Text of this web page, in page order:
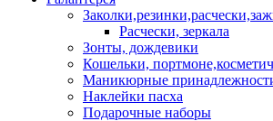
Расчески, зеркала
Зонты, дождевики
Кошельки,
Маникюрные
Наклейки пасха
Подарочные наборы